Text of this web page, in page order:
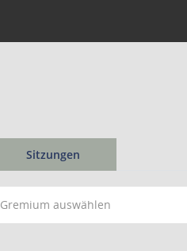
Sitzungen
Gremium auswählen